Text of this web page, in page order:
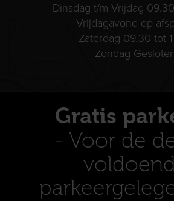
Dinsdag t/m Vrijdag
Vrijdagavond op
Zaterdag 09.30 tot
Zondag Gesloten
Gratis
- Voor de